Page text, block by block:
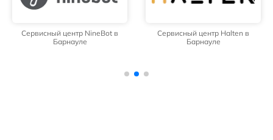
Сервисный центр NineBot в
Барнауле
Сервисный центр Halten в
Барнауле